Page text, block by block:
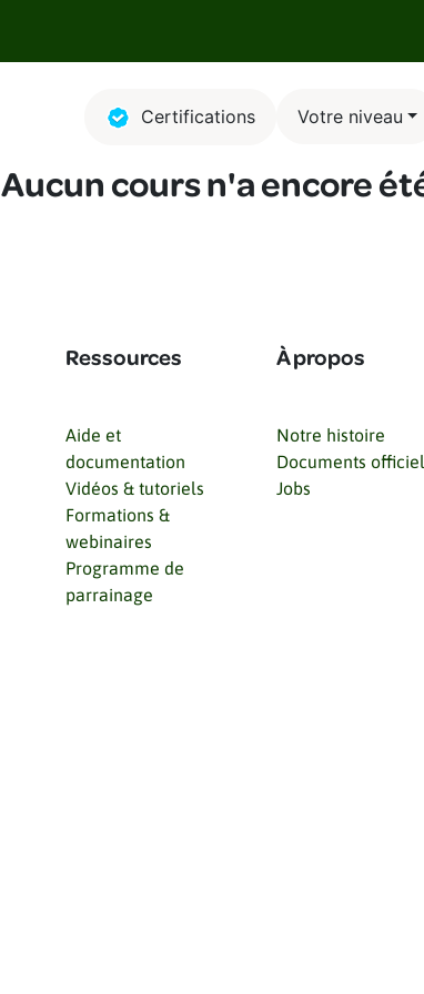
Votre niveau
Certifications
Aucun cours n'a encore
Ressources
Aide et
documentation
Vidéos & tutoriels
Formations &
webinaires
Programme de
parrainage
À propos
Notre histoire
Documents
Jobs